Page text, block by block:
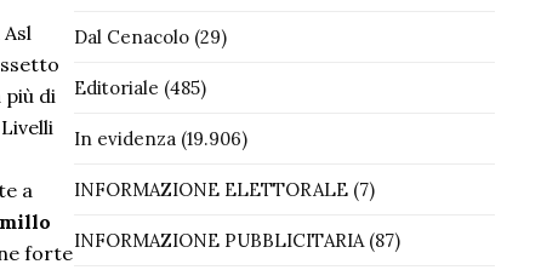
di
a
forte
Dal Cenacolo(29)
Editoriale (485)
In evidenza(19.906)
INFORMAZIONE ELETTORALE(7)
INFORMAZIONE PUBBLICITARIA(87)